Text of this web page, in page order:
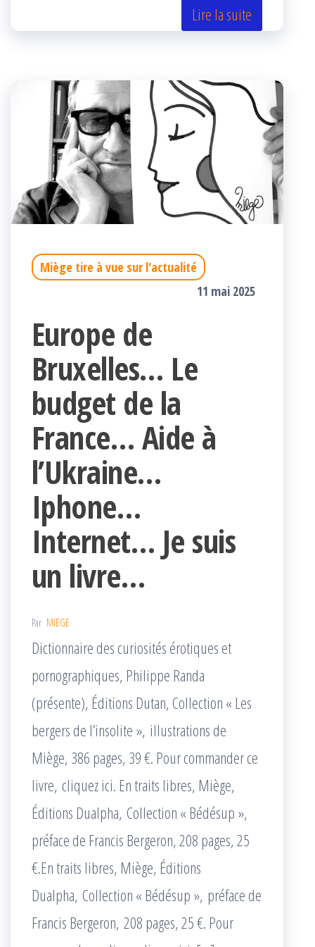
k r
Lire la suite
Miège tire à vue sur l'actualité
11 mai 2025
Europe de
Bruxelles… Le
budget de la
France… Aide à
l’Ukraine…
Iphone…
Internet… Je suis
un livre…
Par MIEGE
Dictionnaire des curiosités érotiques et
pornographiques, Philippe Randa
(présente), Éditions Dutan, Collection « Les
bergers de l’insolite », illustrations de
Miège, 386 pages, 39 €. Pour commander ce
livre, cliquez ici. En traits libres, Miège,
Éditions Dualpha, Collection « Bédésup »,
préface de Francis Bergeron, 208 pages, 25
€.En traits libres, Miège, Éditions
Dualpha, Collection « Bédésup », préface de
Francis Bergeron, 208 pages, 25 €. Pour